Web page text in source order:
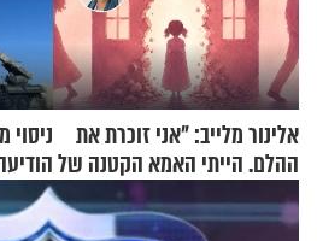
אלינור מלייב: "אני זוכרת את
ההלם. הייתי האמא הקטנה של
הבית"